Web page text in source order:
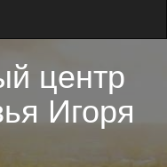
центр
Игоря